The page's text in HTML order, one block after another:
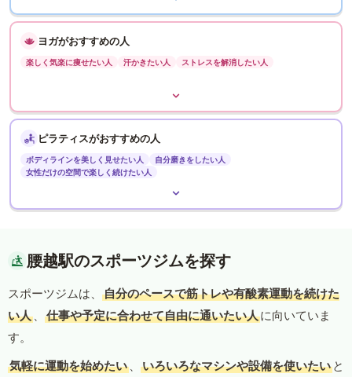
ヨガがおすすめの人
楽しく気楽に痩せたい人 汗かきたい人 ストレスを解消したい人
ピラティスがおすすめの人
ボディラインを美しく見せたい人
自分磨きをしたい人
女性だけの空間で楽しく続けたい人
腰越駅のスポーツジムを探す
スポーツジムは、
自分のペースで筋トレや有酸素運動を続けた
い人 、 仕事や予定に合わせて自由に通いたい人に向いていま
す。
気軽に運動を始めたい 、 いろいろなマシンや設備を使いたい と